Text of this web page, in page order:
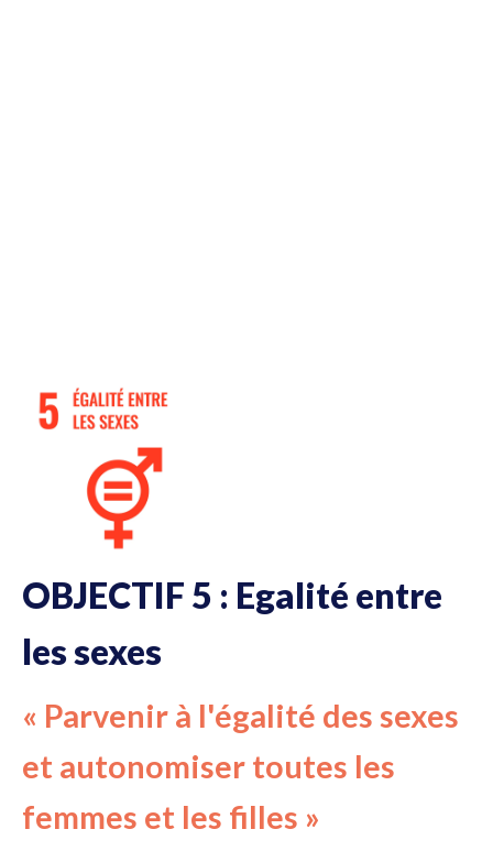
OBJECTIF 5 : Egalité entre
les sexes
« Parvenir à l'égalité des sexes
et autonomiser toutes les
femmes et les filles »